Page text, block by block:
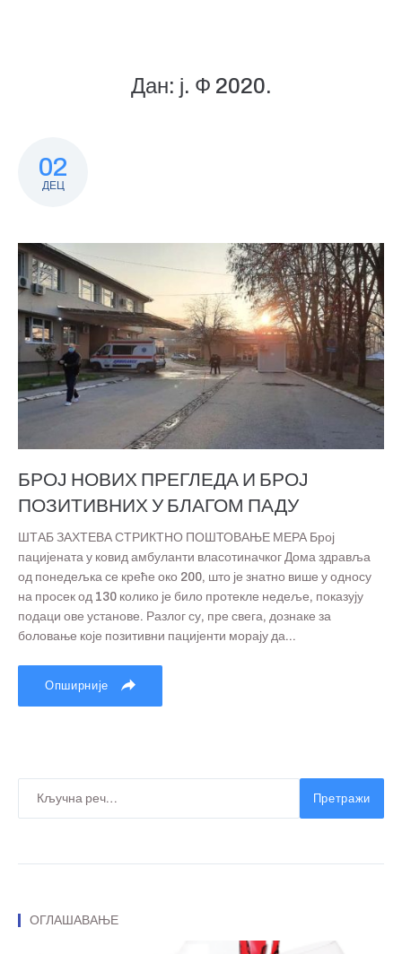
Дан: ј. Ф 2020.
02
ДЕЦ
БРОЈ НОВИХ ПРЕГЛЕДА И БРОЈ
ПОЗИТИВНИХ У БЛАГОМ ПАДУ
ШТАБ ЗАХТЕВА СТРИКТНО ПОШТОВАЊЕ МЕРА Број
пацијената у ковид амбуланти власотиначког Дома здравља
од понедељка се креће око 200, што је знатно више у односу
на просек од 130 колико је било протекле недеље, показују
подаци ове установе. Разлог су, пре свега, дознаке за
боловање које позитивни пацијенти морају да...
Опширније
Претражи
ОГЛАШАВАЊЕ